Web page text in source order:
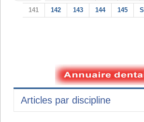
141 142 143 144 145
Articles par discipline